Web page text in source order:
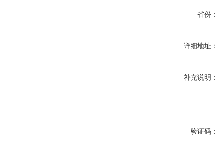
省份：
详细地址：
补充说明：
验证码：